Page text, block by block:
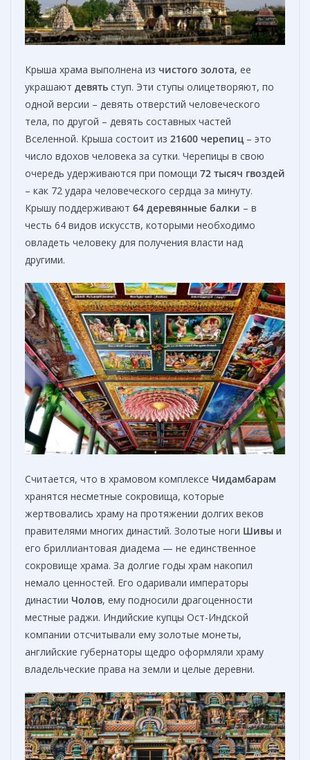
Крыша храма выполнена из чистого золота, ее
украшают девять ступ. Эти ступы олицетворяют, по
одной версии – девять отверстий человеческого
тела, по другой – девять составных частей
Вселенной. Крыша состоит из 21600 черепиц – это
число вдохов человека за сутки. Черепицы в свою
очередь удерживаются при помощи 72 тысяч гвоздей
– как 72 удара человеческого сердца за минуту.
Крышу поддерживают 64 деревянные балки – в
честь 64 видов искусств, которыми необходимо
овладеть человеку для получения власти над
другими.
Считается, что в храмовом комплексе Чидамбарам
хранятся несметные сокровища, которые
жертвовались храму на протяжении долгих веков
правителями многих династий. Золотые ноги Шивы и
его бриллиантовая диадема — не единственное
сокровище храма. За долгие годы храм накопил
немало ценностей. Его одаривали императоры
династии Чолов, ему подносили драгоценности
местные раджи. Индийские купцы Ост-Индской
компании отсчитывали ему золотые монеты,
английские губернаторы щедро оформляли храму
владельческие права на земли и целые деревни.